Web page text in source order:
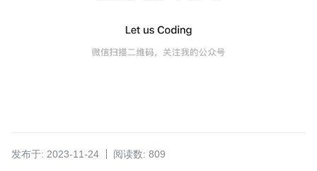
发布于: 2023-11-24 阅读数: 809